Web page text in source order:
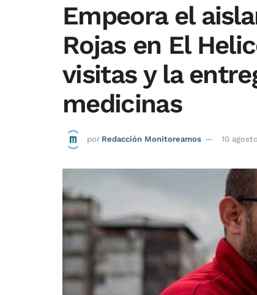
Empeora el
Rojas en El
visitas y la
medicinas
por Redacción Monitoreamos 10